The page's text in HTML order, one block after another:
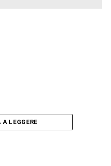
A LEGGERE